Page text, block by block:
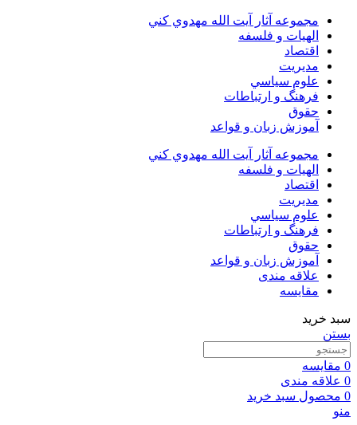
مجموعه آثار آيت الله مهدوي كني
الهیات و فلسفه
اقتصاد
مديريت
علوم سياسي
فرهنگ و ارتباطات
حقوق
آموزش زبان و قواعد
مجموعه آثار آيت الله مهدوي كني
الهیات و فلسفه
اقتصاد
مديريت
علوم سياسي
فرهنگ و ارتباطات
حقوق
آموزش زبان و قواعد
علاقه مندی
مقایسه
سبد خرید
بستن
0 مقایسه
0 علاقه مندی
0 محصول سبد خرید
منو